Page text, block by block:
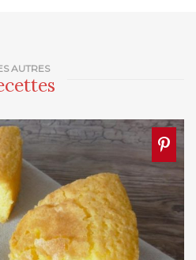
AUTRES